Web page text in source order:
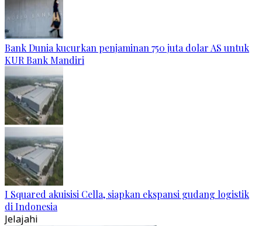
Bank Dunia kucurkan penjaminan 750 juta dolar AS untuk
KUR Bank Mandiri
I Squared akuisisi Cella, siapkan ekspansi gudang logistik
di Indonesia
Jelajahi